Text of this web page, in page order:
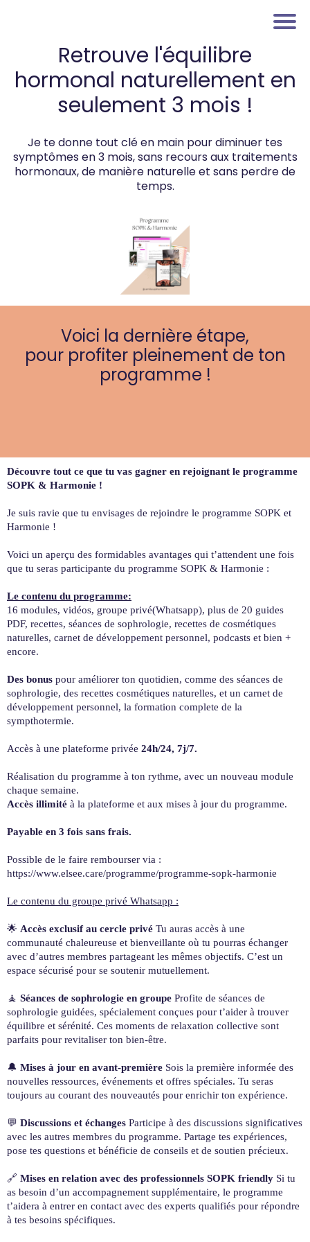
Retrouve l'équilibre
hormonal naturellement en
seulement 3 mois !
Je te donne tout clé en main pour diminuer tes
symptômes en 3 mois, sans recours aux traitements
hormonaux, de manière naturelle et sans perdre de
temps.
Voici la dernière étape,
pour profiter pleinement de ton
programme !
Découvre tout ce que tu vas gagner en rejoignant le programme
SOPK & Harmonie !
Je suis ravie que tu envisages de rejoindre le programme SOPK et
Harmonie !
Voici un aperçu des formidables avantages qui t’attendent une fois
que tu seras participante du programme SOPK & Harmonie :
Le contenu du programme:
16 modules, vidéos, groupe privé(Whatsapp), plus de 20 guides
PDF, recettes, séances de sophrologie, recettes de cosmétiques
naturelles, carnet de développement personnel, podcasts et bien +
encore.
Des bonus pour améliorer ton quotidien, comme des séances de
sophrologie, des recettes cosmétiques naturelles, et un carnet de
développement personnel, la formation complete de la
sympthotermie.
Accès à une plateforme privée 24h/24, 7j/7.
Réalisation du programme à ton rythme, avec un nouveau module
chaque semaine.
Accès illimité à la plateforme et aux mises à jour du programme.
Payable en 3 fois sans frais.
Possible de le faire rembourser via :
https://www.elsee.care/programme/programme-sopk-harmonie
Le contenu du groupe privé Whatsapp :
🌟 Accès exclusif au cercle privé Tu auras accès à une
communauté chaleureuse et bienveillante où tu pourras échanger
avec d’autres membres partageant les mêmes objectifs. C’est un
espace sécurisé pour se soutenir mutuellement.
🧘 Séances de sophrologie en groupe Profite de séances de
sophrologie guidées, spécialement conçues pour t’aider à trouver
équilibre et sérénité. Ces moments de relaxation collective sont
parfaits pour revitaliser ton bien-être.
🔔 Mises à jour en avant-première Sois la première informée des
nouvelles ressources, événements et offres spéciales. Tu seras
toujours au courant des nouveautés pour enrichir ton expérience.
💬 Discussions et échanges Participe à des discussions significatives
avec les autres membres du programme. Partage tes expériences,
pose tes questions et bénéficie de conseils et de soutien précieux.
🔗 Mises en relation avec des professionnels SOPK friendly Si tu
as besoin d’un accompagnement supplémentaire, le programme
t’aidera à entrer en contact avec des experts qualifiés pour répondre
à tes besoins spécifiques.